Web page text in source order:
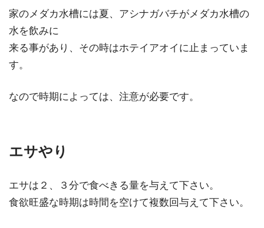
家のメダカ水槽には夏、アシナガバチがメダカ水槽の
水を飲みに
来る事があり、その時はホテイアオイに止まっていま
す。
なので時期によっては、注意が必要です。
エサやり
エサは２、３分で食べきる量を与えて下さい。
食欲旺盛な時期は時間を空けて複数回与えて下さい。